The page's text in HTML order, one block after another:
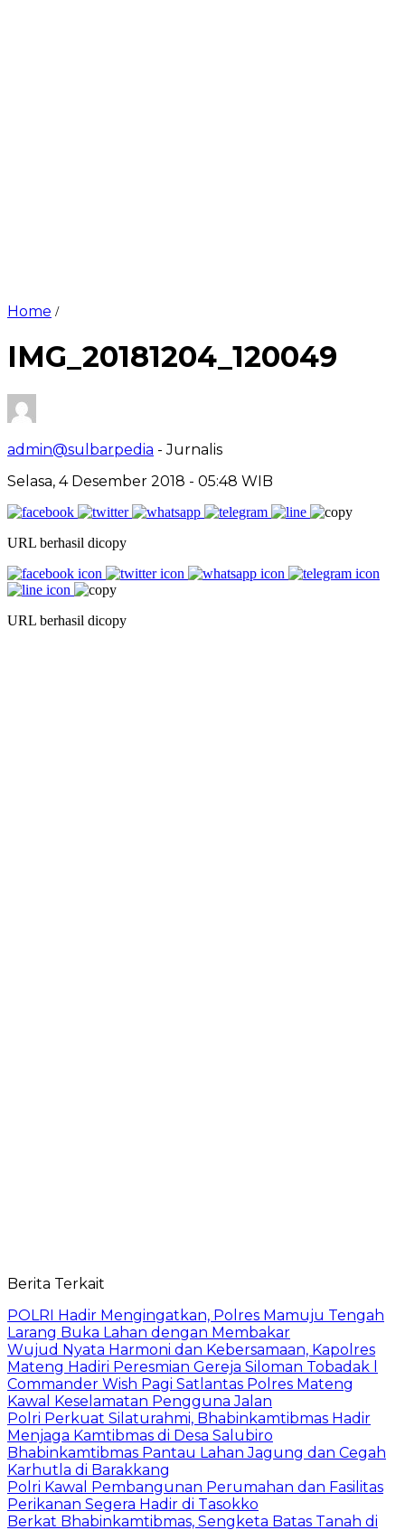
Home /
IMG_20181204_120049
admin@sulbarpedia - Jurnalis
Selasa, 4 Desember 2018 - 05:48 WIB
URL berhasil dicopy
URL berhasil dicopy
Berita Terkait
POLRI Hadir Mengingatkan, Polres Mamuju Tengah
Larang Buka Lahan dengan Membakar
Wujud Nyata Harmoni dan Kebersamaan, Kapolres
Mateng Hadiri Peresmian Gereja Siloman Tobadak l
Commander Wish Pagi Satlantas Polres Mateng
Kawal Keselamatan Pengguna Jalan
Polri Perkuat Silaturahmi, Bhabinkamtibmas Hadir
Menjaga Kamtibmas di Desa Salubiro
Bhabinkamtibmas Pantau Lahan Jagung dan Cegah
Karhutla di Barakkang
Polri Kawal Pembangunan Perumahan dan Fasilitas
Perikanan Segera Hadir di Tasokko
Berkat Bhabinkamtibmas, Sengketa Batas Tanah di